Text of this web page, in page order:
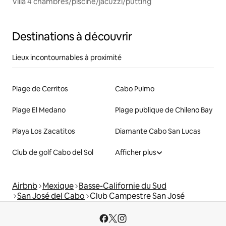
Destinations à découvrir
Lieux incontournables à proximité
Plage de Cerritos Cabo Pulmo
Plage El Medano Plage publique de Chileno Bay
Playa Los Zacatitos Diamante Cabo San Lucas
Club de golf Cabo del Sol Afficher plus
Airbnb Mexique Basse-Californie du Sud
San José del Cabo Club Campestre San José